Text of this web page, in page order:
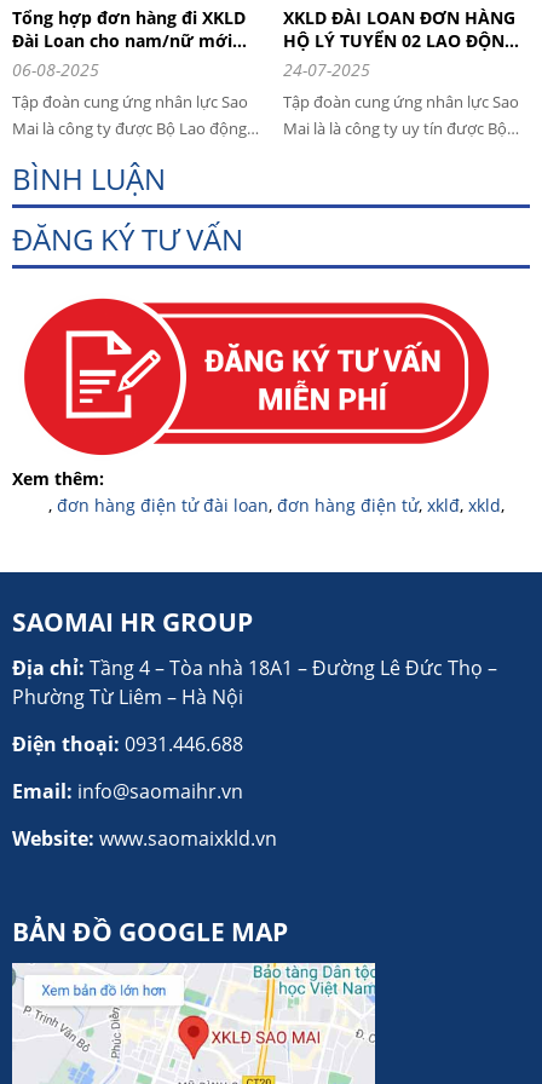
Trung - Đêm), đã có lao động VN.
Tổng hợp đơn hàng đi XKLD
Đài Loan cho nam/nữ mới
nhất
06-08-2025
Tập đoàn cung ứng nhân lực Sao
Mai là công ty được Bộ Lao động
hoạt động đưa người đi làm việc
hợp pháp tại nước ngoài. Bài viết
dưới đây, Tập đoàn cung ứng
nhân lực Sao Mai sẽ tổng hợp các
Đài Loan mới nhất.
XKLD ĐÀI LOAN ĐƠN HÀNG
HỘ LÝ TUYỂN 02 LAO ĐỘNG
LÀM VIỆC TẠI ĐÀI NAM
24-07-2025
Tập đoàn cung ứng nhân lực Sao
Mai là là công ty uy tín được Bộ
nước ngoài làm việc hợp pháp (số
Thương binh và Xã hội cấp. Hiện
việc tại Đài Nam - Đài Loan đơn
hàng hộ lý.
BÌNH LUẬN
ĐĂNG KÝ TƯ VẤN
Xem thêm:
, đơn hàng điện tử đài loan, đơn hàng điện tử, xklđ, xkld,
SAOMAI HR GROUP
Địa chỉ: Tầng 4 – Tòa nhà 18A1 – Đường Lê Đức Thọ –
Phường Từ Liêm – Hà Nội
Điện thoại: 0931.446.688
Email: info@saomaihr.vn
Website: www.saomaixkld.vn
BẢN ĐỒ GOOGLE MAP